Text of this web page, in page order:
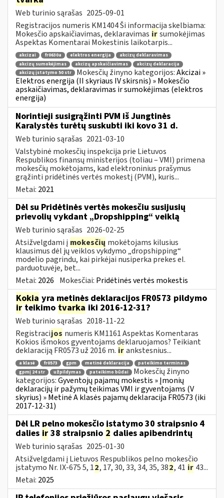
Web turinio sąrašas 2025-09-01
Registracijos numeris KM1404 Ši informacija skelbiama:
Mokesčio apskaičiavimas, deklaravimas irsumokėjimas
Aspektas Komentarai Mokestinis laikotarpis...
akcizai fr0630a elektros energija
akcizų deklaravimas
akcizų sumokėjimas
akcizų apskaičiavimas
akcizų deklaracija
akcizų įstatymo 50 str
Mokesčių žinyno kategorijos:Akcizai »
Elektros energija (II skyriaus IV skirsnis) » Mokesčio
apskaičiavimas, deklaravimas ir sumokėjimas (elektros
energija)
Norintieji susigrąžinti PVM iš Jungtinės
Karalystės turėtų suskubti iki kovo 31 d.
Web turinio sąrašas 2021-03-10
Valstybinė mokesčių inspekcija prie Lietuvos
Respublikos finansų ministerijos (toliau – VMI) primena
mokesčių mokėtojams, kad elektroninius prašymus
grąžinti pridėtinės vertės mokestį (PVM), kuris...
Metai: 2021
Dėl su Pridėtinės vertės mokesčiu susijusių
prievolių vykdant „Dropshipping“ veiklą
Web turinio sąrašas 2026-02-25
Atsižvelgdami į mokesčių mokėtojams kilusius
klausimus dėl jų veiklos vykdymo „dropshipping“
modelio pagrindu, kai pirkėjai nusiperka prekes el.
parduotuvėje, bet...
Metai: 2026 Mokesčiai: Pridėtinės vertės mokestis
Kokia yra metinės deklaracijos FR0573 pildymo
irteikimo tvarka iki 2016-12-31?
Web turinio sąrašas 2018-11-22
Registracijos numeris KM1161 Aspektas Komentaras
Kokios išmokos gyventojams deklaruojamos? Teikiant
deklaraciją FR0573 už 2016 m. irankstesnius...
a klasė fr0573 gpm metinė deklaracija
pateikimo terminas
gpmį 24 str
užpildymas pateikimo būdai
Mokesčių žinyno
kategorijos:Gyventojų pajamų mokestis » Įmonių
deklaracijų ir pažymų teikimas VMI ir gyventojams (V
skyrius) » Metinė A klasės pajamų deklaracija FR0573 (iki
2017-12-31)
Dėl LR pelno mokesčio įstatymo 30 straipsnio 4
dalies ir 38 straipsnio 2 dalies apibendrintų
Web turinio sąrašas 2025-01-30
Atsižvelgdami į Lietuvos Respublikos pelno mokesčio
įstatymo Nr. IX-675 5, 12, 17, 30, 33, 34, 35, 382, 41 ir 43...
Metai: 2025